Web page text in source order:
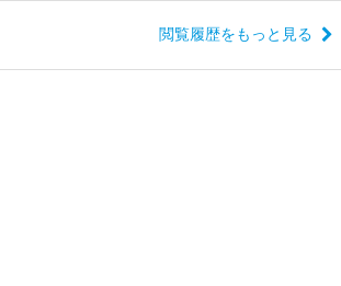
閲覧履歴をもっと見る